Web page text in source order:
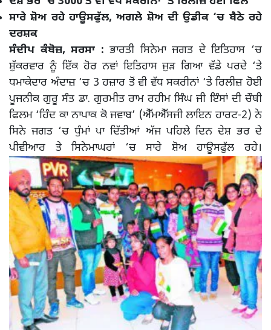
ਸਾਰੇ ਸ਼ੋਅ ਰਹੇ ਹਾਊਸਫੁੱਲ, ਅਗਲੇ ਸ਼ੋਅ ਦੀ ਉਡੀਕ ‘ਚ ਬੈਠੇ ਰਹੇ
ਦਰਸ਼ਕ
ਸੰਦੀਪ ਕੰਬੋਜ਼, ਸਰਸਾ :ਭਾਰਤੀ ਸਿਨੇਮਾ ਜਗਤ ਦੇ ਇਤਿਹਾਸ ‘ਚ
ਸ਼ੁੱਕਰਵਾਰ ਨੂੰ ਇੱਕ ਹੋਰ ਨਵਾਂ ਇਤਿਹਾਸ ਜੁੜ ਗਿਆ ਵੱਡੇ ਪਰਦੇ ‘ਤੇ
ਧਮਾਕੇਦਾਰ ਅੰਦਾਜ਼ ‘ਚ 3 ਹਜ਼ਾਰ ਤੋਂ ਵੀ ਵੱਧ ਸਕਰੀਨਾਂ ‘ਤੇ ਰਿਲੀਜ਼ ਹੋਈ
ਪੂਜਨੀਕ ਗੁਰੂ ਸੰਤ ਡਾ. ਗੁਰਮੀਤ ਰਾਮ ਰਹੀਮ ਸਿੰਘ ਜੀ ਇੰਸਾਂ ਦੀ ਚੌਥੀ
ਫਿਲਮ ‘ਹਿੰਦ ਕਾ ਨਾਪਾਕ ਕੋ ਜਵਾਬ’ (ਐੱਮਐੱਸਜੀ ਲਾਇਨ ਹਾਰਟ-2) ਨੇ
ਸਿਨੇ ਜਗਤ ‘ਚ ਧੁੰਮਾਂ ਪਾ ਦਿੱਤੀਆਂ ਅੱਜ ਪਹਿਲੇ ਦਿਨ ਦੇਸ਼ ਭਰ ਦੇ
ਪੀਵੀਆਰ ਤੇ ਸਿਨੇਮਾਘਰਾਂ ‘ਚ ਸਾਰੇ ਸ਼ੋਅ ਹਾਊਸਫੁੱਲ ਰਹੇ।